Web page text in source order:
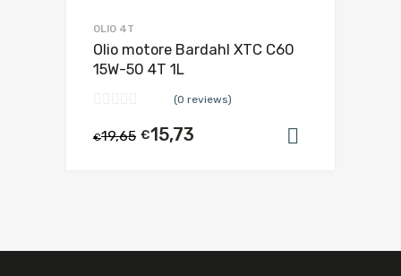
OLIO 4T
Olio motore Bardahl XTC C60
15W-50 4T 1L
(0 reviews)
€19,65 €15,73